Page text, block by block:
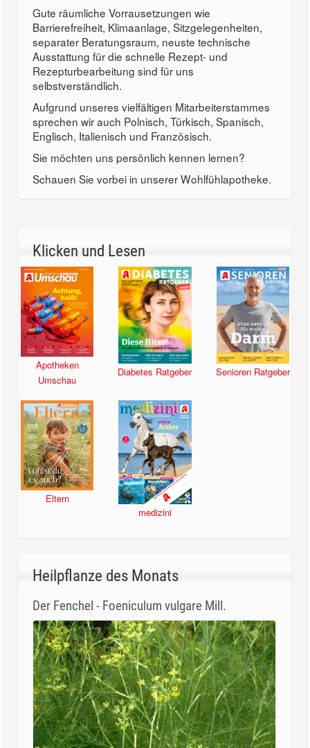
Gute räumliche Vorrausetzungen wie
Barrierefreiheit, Klimaanlage, Sitzgelegenheiten,
separater Beratungsraum, neuste technische
Ausstattung für die schnelle Rezept- und
Rezepturbearbeitung sind für uns
selbstverständlich.
Aufgrund unseres vielfältigen Mitarbeiterstammes
sprechen wir auch Polnisch, Türkisch, Spanisch,
Englisch, Italienisch und Französisch.
Sie möchten uns persönlich kennen lernen?
Schauen Sie vorbei in unserer Wohlfühlapotheke.
Klicken und Lesen
Apotheken
Umschau
Diabetes Ratgeber Senioren Ratgeber
Eltern
medizini
Heilpflanze des Monats
Der Fenchel - Foeniculum vulgare Mill.